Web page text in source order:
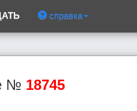
справка
№ 18745